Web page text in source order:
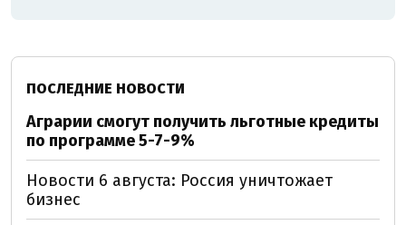
ПОСЛЕДНИЕ НОВОСТИ
Аграрии смогут получить льготные кредиты
по программе 5-7-9%
Новости 6 августа: Россия уничтожает
бизнес